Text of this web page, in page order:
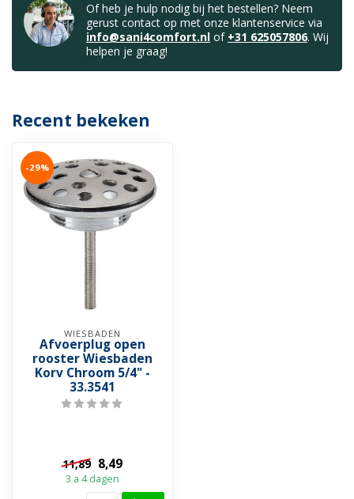
Of heb je hulp nodig bij het bestellen? Neem
gerust contact op met onze klantenservice via
info@sani4comfort.nl of +31 625057806. Wij
helpen je graag!
Recent bekeken
-29%
WIESBADEN
Afvoerplug open
rooster Wiesbaden
Korv Chroom 5/4" -
33.3541
11,89 8,49
3 a 4 dagen